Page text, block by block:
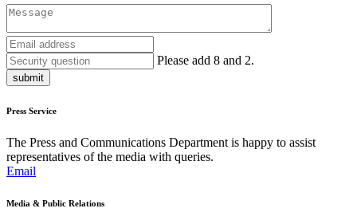
Please add 8 and 2.
submit
Press Service
The Press and Communications Department is happy to assist
representatives of the media with queries.
Email
Media & Public Relations